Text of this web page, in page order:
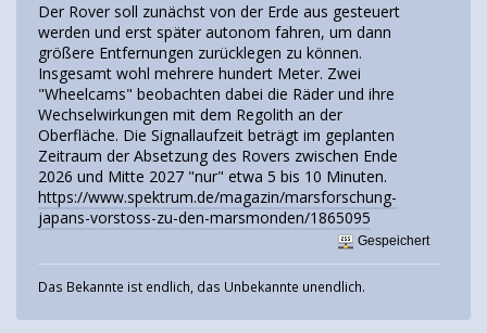
Der Rover soll zunächst von der Erde aus gesteuert
werden und erst später autonom fahren, um dann
größere Entfernungen zurücklegen zu können.
Insgesamt wohl mehrere hundert Meter. Zwei
"Wheelcams" beobachten dabei die Räder und ihre
Wechselwirkungen mit dem Regolith an der
Oberfläche. Die Signallaufzeit beträgt im geplanten
Zeitraum der Absetzung des Rovers zwischen Ende
2026 und Mitte 2027 "nur" etwa 5 bis 10 Minuten.
https://www.spektrum.de/magazin/marsforschung-
japans-vorstoss-zu-den-marsmonden/1865095
Gespeichert
Das Bekannte ist endlich, das Unbekannte unendlich.